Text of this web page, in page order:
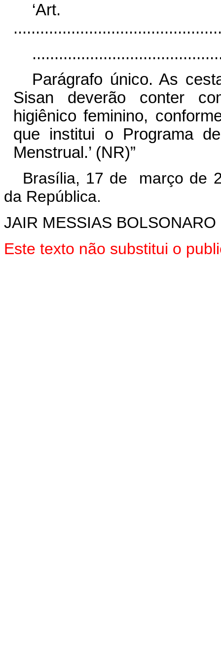
Parágrafo único. As
Sisan deverão conter
higiênico feminino,
que institui o Programa
Menstrual.’ (NR)”
Brasília, 17 de março de
da República.
JAIR MESSIAS BOLSONARO
Este texto não substitui o